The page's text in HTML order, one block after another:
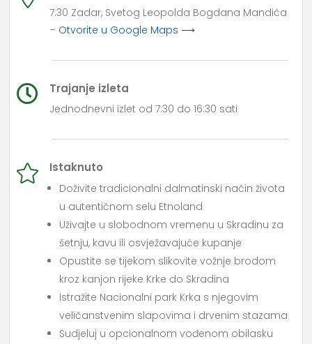
7:30 Zadar, Svetog Leopolda Bogdana Mandića
– Otvorite u Google Maps ⟶
 Trajanje izleta
Jednodnevni izlet od 7:30 do 16:30 sati
 Istaknuto
Doživite tradicionalni dalmatinski način života
u autentičnom selu Etnoland
Uživajte u slobodnom vremenu u Skradinu za
šetnju, kavu ili osvježavajuće kupanje
Opustite se tijekom slikovite vožnje brodom
kroz kanjon rijeke Krke do Skradina
Istražite Nacionalni park Krka s njegovim
veličanstvenim slapovima i drvenim stazama
Sudjeluj u opcionalnom vođenom obilasku